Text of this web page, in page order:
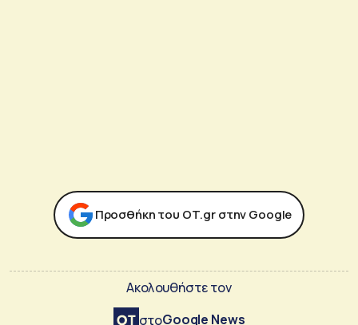
Προσθήκη του ΟΤ.gr στην Google
Ακολουθήστε τον
στοGoogle News